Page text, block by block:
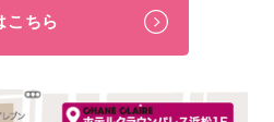
こちら